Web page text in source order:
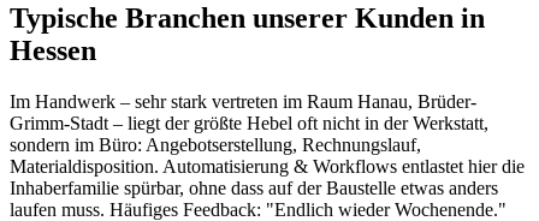
Typische Branchen unserer Kunden in
Hessen
Im Handwerk – sehr stark vertreten im Raum Hanau, Brüder-
Grimm-Stadt – liegt der größte Hebel oft nicht in der Werkstatt,
sondern im Büro: Angebotserstellung, Rechnungslauf,
Materialdisposition. Automatisierung & Workflows entlastet hier die
Inhaberfamilie spürbar, ohne dass auf der Baustelle etwas anders
laufen muss. Häufiges Feedback: "Endlich wieder Wochenende."